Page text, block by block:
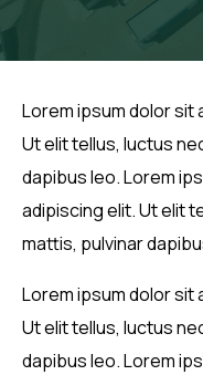
Lorem ipsum dolor
Ut elit tellus, luctus
dapibus leo. Lorem
adipiscing elit. Ut elit
mattis, pulvinar
Lorem ipsum dolor
Ut elit tellus, luctus
dapibus leo. Lorem